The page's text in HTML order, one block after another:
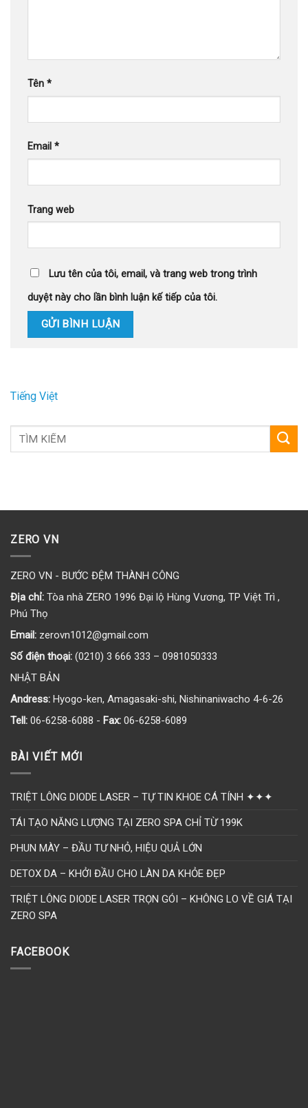
Tên *
Email *
Trang web
Lưu tên của tôi, email, và trang web trong trình
duyệt này cho lần bình luận kế tiếp của tôi.
Tiếng Việt
ZERO VN
ZERO VN - BƯỚC ĐỆM THÀNH CÔNG
Địa chỉ: Tòa nhà ZERO 1996 Đại lộ Hùng Vương, TP Việt Trì ,
Phú Thọ
Email: zerovn1012@gmail.com
Số điện thoại: (0210) 3 666 333 – 0981050333
NHẬT BẢN
Andress: Hyogo-ken, Amagasaki-shi, Nishinaniwacho 4-6-26
Tell: 06-6258-6088 - Fax: 06-6258-6089
BÀI VIẾT MỚI
TRIỆT LÔNG DIODE LASER – TỰ TIN KHOE CÁ TÍNH ✦✦✦
TÁI TẠO NĂNG LƯỢNG TẠI ZERO SPA CHỈ TỪ 199K
PHUN MÀY – ĐẦU TƯ NHỎ, HIỆU QUẢ LỚN
DETOX DA – KHỞI ĐẦU CHO LÀN DA KHỎE ĐẸP
TRIỆT LÔNG DIODE LASER TRỌN GÓI – KHÔNG LO VỀ GIÁ TẠI
ZERO SPA
FACEBOOK